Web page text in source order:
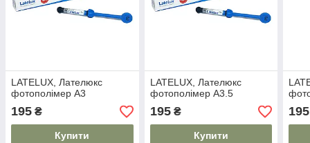
LATELUX, Лателюкс
фотополімер А3
195 ₴
Купити
LATELUX, Лателюкс
фотополімер А3.5
195₴
Купити
195